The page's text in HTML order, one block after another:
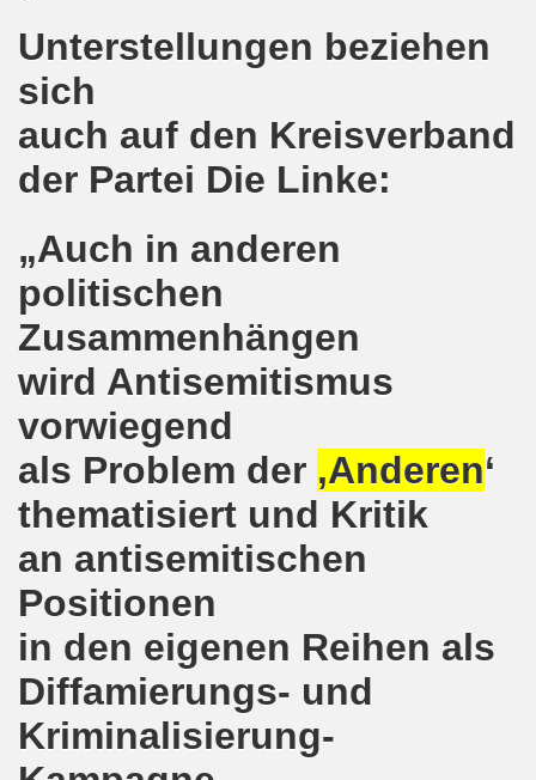
Unterstellungen beziehen
sich
auch auf den Kreisverband
der Partei Die Linke:
„Auch in anderen
politischen
Zusammenhängen
wird Antisemitismus
vorwiegend
als Problem der ‚Anderen‘
thematisiert und Kritik
an antisemitischen
Positionen
in den eigenen Reihen als
Diffamierungs- und
Kriminalisierung-
ruft am 23.07.2018 mit auf zur
und wirklich sehr kreativ: Eine junge Frau ergreift
am 07.07.2018 aktiver Part bei der Düsseldorfer
am 09. Juli 2018 berichtet über NRW-weite
am 18.06.2018 als Warm-Up für die NRW-
ergreift Initiative zur Protestdemonstration am
am 28.05.2018 und am 04.06.2018 jeweils
Gelsenkirchen am 28.05.2018
Gelsenkirchener Montagsdemo-Bewegung am
Bewegung am 07.05.2018 bestärkt Widerstand gegen
am 16.04.2018 und am 23.04.2018 mit
Bewegung im Zeichen des antifaschistischen Protestes
in der Gelsenkirchener Innenstadt am 07.04.2018
gegen die Aufmärsche der Partei "Die Rechte" stehen
Gelsenkirchen beim Delegierten-Treffen der